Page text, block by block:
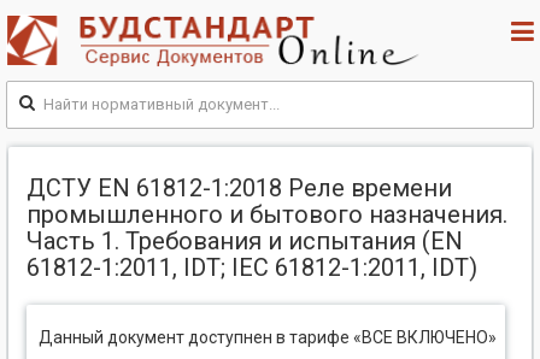
ДСТУ EN 61812-1:2018 Реле времени
промышленного и бытового назначения.
Часть 1. Требования и испытания (EN
61812-1:2011, IDT; IEC 61812-1:2011, IDT)
Данный документ доступнен в тарифе «ВСЕ ВКЛЮЧЕНО»